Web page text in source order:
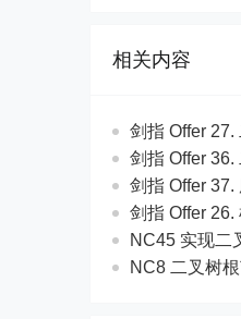
相关内容
剑指 Offer 27.
剑指 Offer 36.
剑指 Offer 37.
剑指 Offer 26.
NC45 实现二
NC8 二叉树